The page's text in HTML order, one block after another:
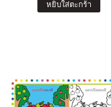
หยิบใส่ตะกร้า